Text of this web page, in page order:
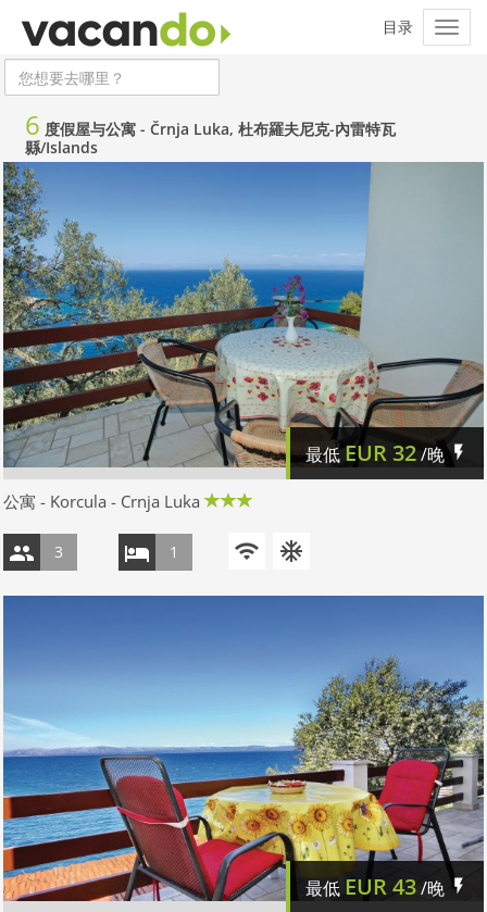
6 度假屋与公寓 - Črnja Luka, 杜布羅夫尼克-內雷特瓦
縣/Islands
最低EUR32/晚
公寓 - Korcula - Crnja Luka
3 1
最低 EUR43/晚